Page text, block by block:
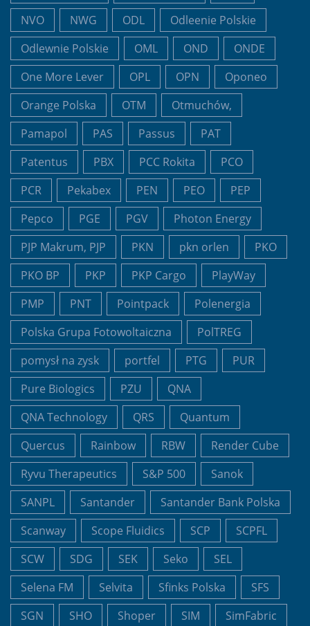
NVO
NWG ODL
Odleenie Polskie
Odlewnie Polskie
OML OND
ONDE
One More Lever
OPL OPN
Oponeo
Orange Polska
OTM
Otmuchów,
Pamapol
PAS Passus
PAT
Patentus
PBX PCC Rokita
PCO
PCR
Pekabex PEN PEO
PEP
Pepco
PGE PGV
Photon Energy
PJP Makrum, PJP
PKN pkn orlen
PKO
PKO BP
PKP PKP Cargo
PlayWay
PMP
PNT Pointpack
Polenergia
Polska Grupa Fotowoltaiczna
PolTREG
pomysł na zysk
portfel PTG
PUR
Pure Biologics
PZU
QNA
QNA Technology
QRS
Quantum
Quercus
Rainbow RBW
Render Cube
Ryvu Therapeutics
S&P 500
Sanok
SANPL
Santander
Santander Bank Polska
Scanway
Scope Fluidics SCP
SCPFL
SCW
SDG SEK Seko
SEL
Selena FM
Selvita Sfinks Polska
SFS
SGN
SHO Shoper SIM
SimFabric